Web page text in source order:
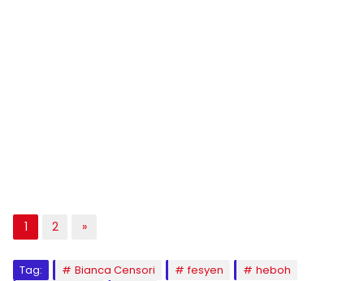
1 2 »
Tag: Bianca Censori fesyen
heboh